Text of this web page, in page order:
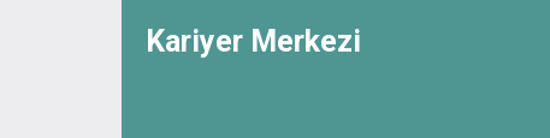
Kariyer Merkezi